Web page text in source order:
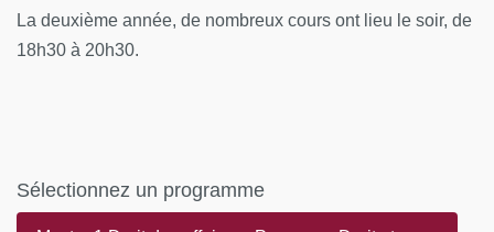
La deuxième année, de nombreux cours ont lieu le soir, de
18h30 à 20h30.
Sélectionnez un programme